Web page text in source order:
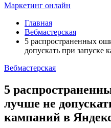
Маркетинг онлайн
Главная
Вебмастерская
5 распространенных
допускать при запуске
Вебмастерская
5
лучше не
кампаний в